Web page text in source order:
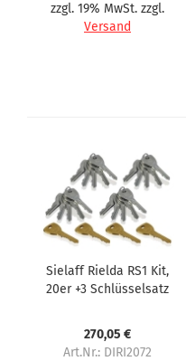
zzgl. 19% MwSt. zzgl.
Versand
Sielaff Rielda RS1 Kit,
20er +3 Schlüsselsatz
270,05 €
Art.Nr.: DIRI2072